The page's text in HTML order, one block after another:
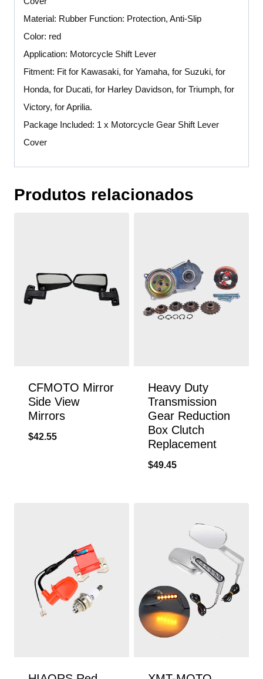
Material: Rubber Function: Protection, Anti-Slip
Color: red
Application: Motorcycle Shift Lever
Fitment: Fit for Kawasaki, for Yamaha, for Suzuki, for
Honda, for Ducati, for Harley Davidson, for Triumph, for
Victory, for Aprilia.
Package Included: 1 x Motorcycle Gear Shift Lever
Cover
Produtos relacionados
CFMOTO Mirror
Side View
Mirrors
$42.55
Heavy Duty
Transmission
Gear Reduction
Box Clutch
Replacement
$49.45